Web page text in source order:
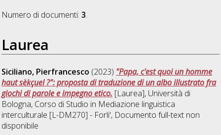
Numero di documenti:3.
Laurea
Siciliano, Pierfrancesco (2023) "Papa, c'est quoi un homme
haut sèkçuel ?": proposta di traduzione di un albo illustrato fra
giochi di parole e impegno etico. [Laurea], Università di
Bologna, Corso di Studio in Mediazione linguistica
interculturale [L-DM270] - Forli', Documento full-text non
disponibile